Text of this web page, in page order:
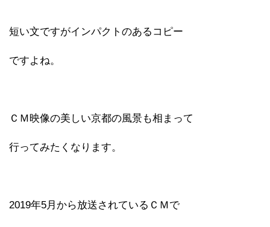
短い文ですがインパクトのあるコピー
ですよね。
ＣＭ映像の美しい京都の風景も相まって
行ってみたくなります。
2019年5月から放送されているＣＭで